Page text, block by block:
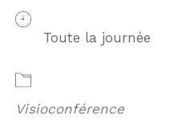
Toute la journée
Visioconférence